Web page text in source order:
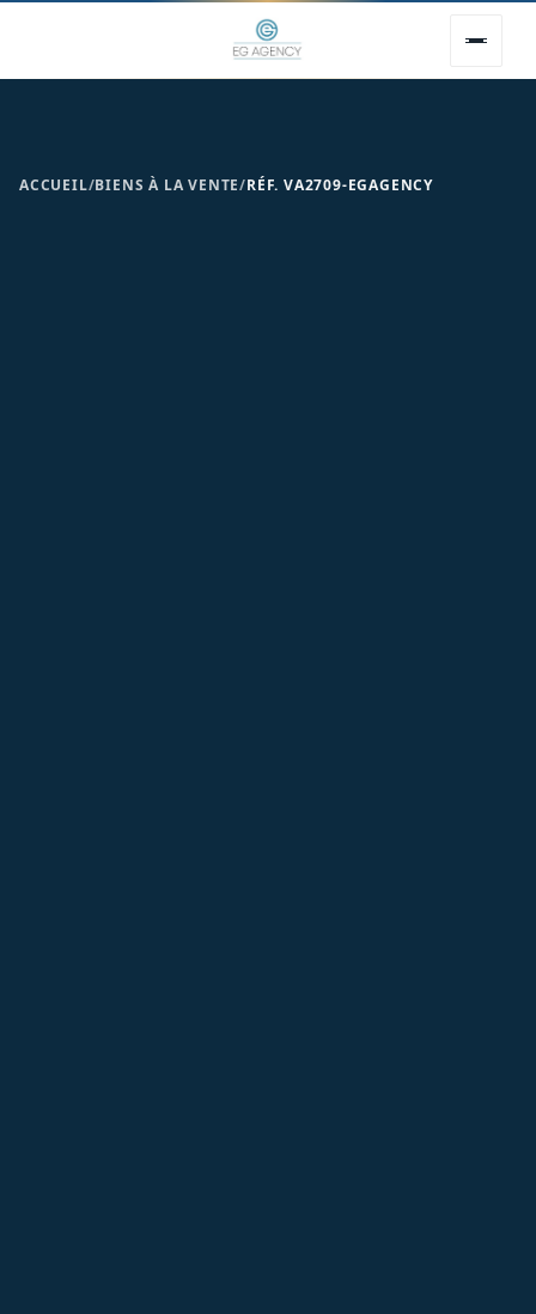
ACCUEIL/BIENS À LA VENTE/RÉF. VA2709-EGAGENCY